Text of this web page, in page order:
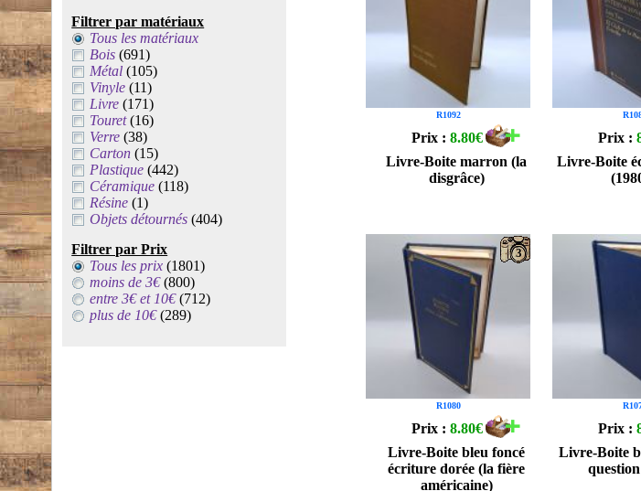
Filtrer par matériaux
Tous les matériaux
Bois (691)
Métal (105)
Vinyle (11)
Livre (171)
Touret(16)
Verre (38)
Carton (15)
Plastique (442)
Céramique (118)
Résine (1)
Objets détournés (404)
Filtrer par Prix
Tous les prix(1801)
moins de 3€(800)
entre 3€ et 10€(712)
plus de 10€(289)
R1092
Prix :8.80€
Livre-Boite marron (la
disgrâce)
Prix :
Livre-Boite
R1080
3
Prix :8.80€
Livre-Boite bleu foncé
écriture dorée (la fière
américaine)
Prix :
Livre-Boite